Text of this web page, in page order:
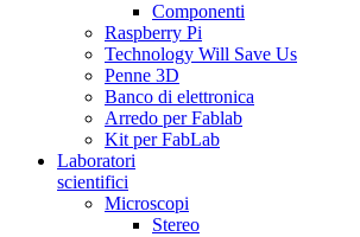
Componenti
Raspberry Pi
Technology Will Save Us
Penne 3D
Banco di elettronica
Arredo per Fablab
Kit per FabLab
Laboratori
scientifici
Microscopi
Stereo